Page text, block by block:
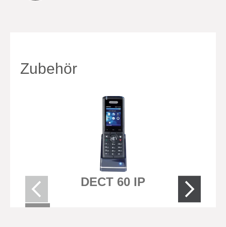
Zubehör
DECT 60 IP